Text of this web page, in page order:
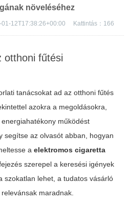
növeléséhez
12T17:38:26+00:00 Kattintás： 166
otthoni fűtési
tanácsokat ad az otthoni fűtés
azokra a megoldásokra,
működést
segítse az olvasót abban, hogyan
a elektromos cigaretta
szerepel a keresési igények
szokatlan lehet, a tudatos vásárló
maradnak.